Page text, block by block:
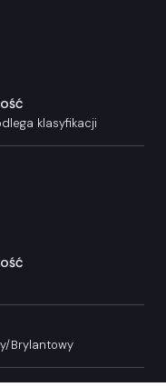
klasyfikacji
Brylantowy